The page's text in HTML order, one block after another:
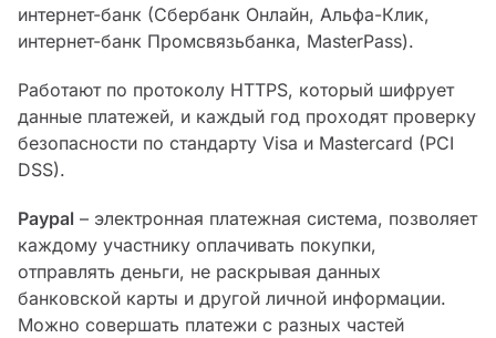
интернет-банк (Сбербанк Онлайн, Альфа-Клик,
интернет-банк Промсвязьбанка, MasterPass).
Работают по протоколу HTTPS, который шифрует
данные платежей, и каждый год проходят проверку
безопасности по стандарту Visa и Mastercard (PCI
DSS).
Paypal – электронная платежная система, позволяет
каждому участнику оплачивать покупки,
отправлять деньги, не раскрывая данных
банковской карты и другой личной информации.
Можно совершать платежи с разных частей